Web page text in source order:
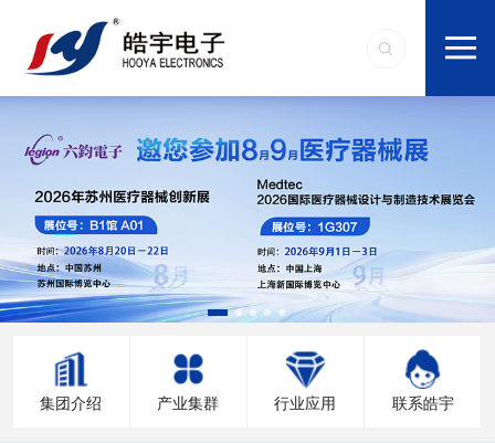
集团介绍 产业集群 行业应用 联系皓宇